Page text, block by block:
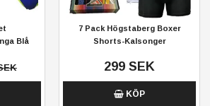
Blå
7 Pack Högstaberg Boxer
Shorts-Kalsonger
299 SEK
KÖP